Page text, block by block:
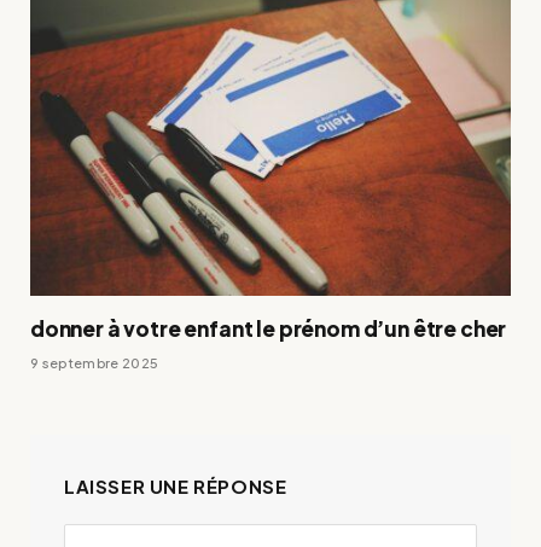
donner à votre enfant le prénom d’un être cher
9 septembre 2025
LAISSER UNE RÉPONSE